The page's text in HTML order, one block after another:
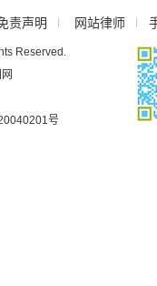
责声明 网站律师
Reserved.
号